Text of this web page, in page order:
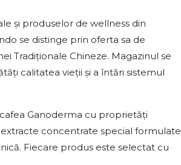
și produselor de wellness din
se distinge prin oferta sa de
Tradiționale Chineze. Magazinul se
calitatea vieții și a întări sistemul
Ganoderma cu proprietăți
concentrate special formulate
Fiecare produs este selectat cu